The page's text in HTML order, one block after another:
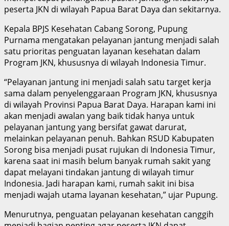
peserta JKN di wilayah Papua Barat Daya dan sekitarnya.
Kepala BPJS Kesehatan Cabang Sorong, Pupung
Purnama mengatakan pelayanan jantung menjadi salah
satu prioritas penguatan layanan kesehatan dalam
Program JKN, khususnya di wilayah Indonesia Timur.
“Pelayanan jantung ini menjadi salah satu target kerja
sama dalam penyelenggaraan Program JKN, khususnya
di wilayah Provinsi Papua Barat Daya. Harapan kami ini
akan menjadi awalan yang baik tidak hanya untuk
pelayanan jantung yang bersifat gawat darurat,
melainkan pelayanan penuh. Bahkan RSUD Kabupaten
Sorong bisa menjadi pusat rujukan di Indonesia Timur,
karena saat ini masih belum banyak rumah sakit yang
dapat melayani tindakan jantung di wilayah timur
Indonesia. Jadi harapan kami, rumah sakit ini bisa
menjadi wajah utama layanan kesehatan,” ujar Pupung.
Menurutnya, penguatan pelayanan kesehatan canggih